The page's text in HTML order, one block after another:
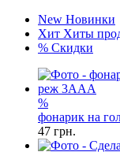
New Новинки
Хит Хиты
% Скидки
%
фонарик на
47 грн.